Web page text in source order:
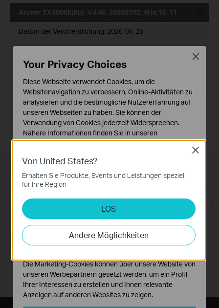
Archer TX3000E(EU)_V4.46_20250702_Win 10_11
Datum der Veröffentlichung: 2026-06-25
31.41 MB
Betriebssystem: Win 10_11
Newsletter abonnieren
E-Mail-Adresse Registrieren
Folge uns
Von United States?
Erhalten Sie Produkte, Events und Leistungen speziell
für Ihre Region
LOS
Andere Möglichkeiten
Close
Your Privacy Choices
Diese Webseite verwendet Cookies, um die
Websitenavigation zu verbessern, Online-Aktivitäten zu
analysieren und die bestmögliche Nutzererfahrung auf
unseren Webseiten zu haben. Sie können der
Verwendung von Cookies jederzeit Widersprechen.
Nähere Informationen finden Sie in unseren
Datenschutzhinweisen.
Notwendige Cookies
erforderlich und können in Ihren Systemen nicht
Analyse- und Marketing-Cookies
Analyse-Cookies ermöglichen es uns, Ihre Aktivitäten
auf unserer Website zu analysieren, um die
Funktionsweise unserer Website zu verbessern und
Die Marketing-Cookies können über unsere Website von
unseren Werbepartnern gesetzt werden, um ein Profil
Ihrer Interessen zu erstellen und Ihnen relevante
Anzeigen auf anderen Websites zu zeigen.
Close